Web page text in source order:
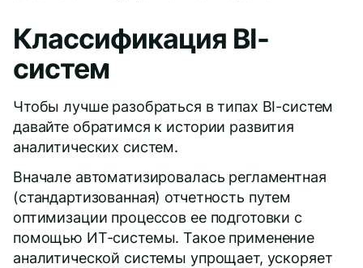
Классификация BI-
систем
Чтобы лучше разобраться в типах BI-систем
давайте обратимся к истории развития
аналитических систем.
Вначале автоматизировалась регламентная
(стандартизованная) отчетность путем
оптимизации процессов ее подготовки с
помощью ИТ-системы. Такое применение
аналитической системы упрощает, ускоряет